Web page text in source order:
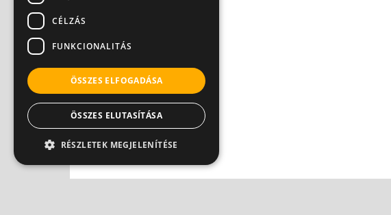
CÉLZÁS
FUNKCIONALITÁS
ÖSSZES ELFOGADÁSA
ÖSSZES ELUTASÍTÁSA
RÉSZLETEK MEGJELENÍTÉSE